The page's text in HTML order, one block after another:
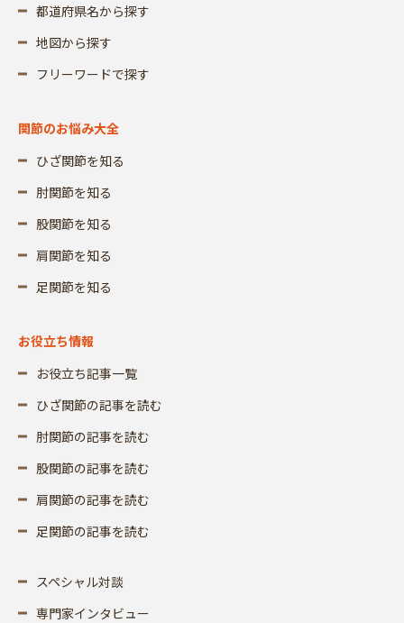
都道府県名から探す
地図から探す
フリーワードで探す
関節のお悩み大全
ひざ関節を知る
肘関節を知る
股関節を知る
肩関節を知る
足関節を知る
お役立ち情報
お役立ち記事一覧
ひざ関節の記事を読む
肘関節の記事を読む
股関節の記事を読む
肩関節の記事を読む
足関節の記事を読む
スペシャル対談
専門家インタビュー